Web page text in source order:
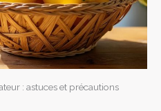
: astuces et précautions